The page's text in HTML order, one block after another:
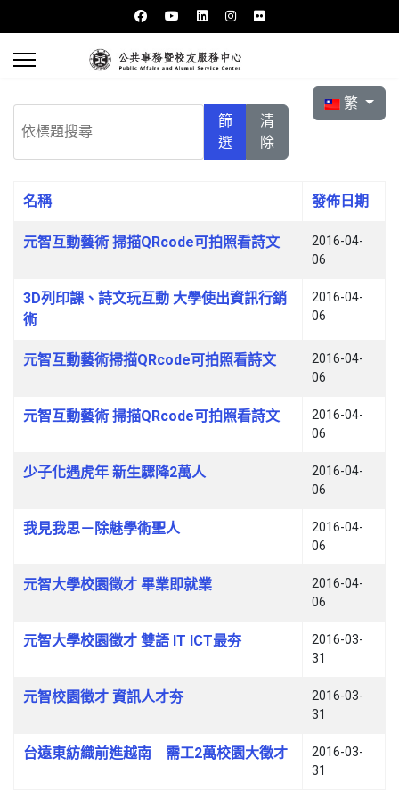
選擇你的語言
繁
篩
選
清
除
文章列表
名稱 發佈日期
元智互動藝術 掃描QRcode可拍照看詩文
2016-04-
06
3D列印課、詩文玩互動 大學使出資訊行銷
術
2016-04-
06
元智互動藝術掃描QRcode可拍照看詩文
2016-04-
06
元智互動藝術 掃描QRcode可拍照看詩文
2016-04-
06
少子化遇虎年 新生驟降2萬人
2016-04-
06
我見我思－除魅學術聖人
2016-04-
06
元智大學校園徵才 畢業即就業
2016-04-
06
元智大學校園徵才 雙語 IT ICT最夯
2016-03-
31
元智校園徵才 資訊人才夯
2016-03-
31
台遠東紡織前進越南 需工2萬校園大徵才
2016-03-
31